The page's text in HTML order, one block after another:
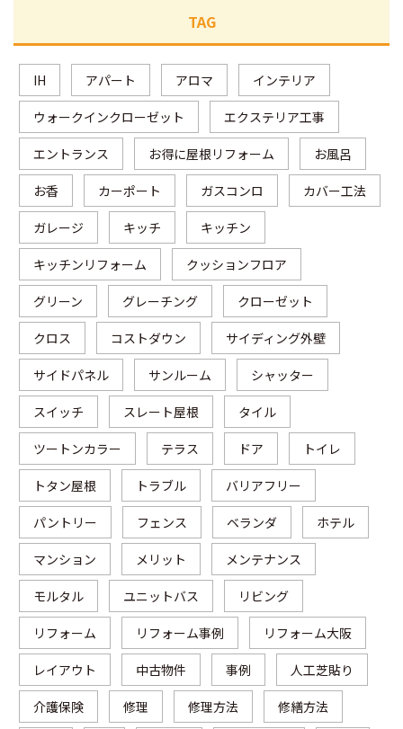
TAG
IH アパート アロマ インテリア
ウォークインクローゼット エクステリア工事
エントランス お得に屋根リフォーム お風呂
お香 カーポート ガスコンロ カバー工法
ガレージ キッチ キッチン
キッチンリフォーム クッションフロア
グリーン グレーチング クローゼット
クロス コストダウン サイディング外壁
サイドパネル サンルーム シャッター
スイッチ スレート屋根 タイル
ツートンカラー テラス ドア トイレ
トタン屋根 トラブル バリアフリー
パントリー フェンス ベランダ ホテル
マンション メリット メンテナンス
モルタル ユニットバス リビング
リフォーム リフォーム事例 リフォーム大阪
レイアウト 中古物件 事例 人工芝貼り
介護保険 修理 修理方法 修繕方法